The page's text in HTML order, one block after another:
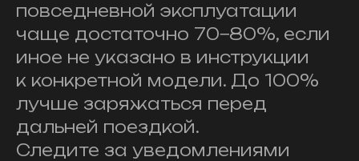
повседневной эксплуатации
чаще достаточно 70−80%, если
иное не указано в инструкции
к конкретной модели. До 100%
лучше заряжаться перед
дальней поездкой.
Следите за уведомлениями